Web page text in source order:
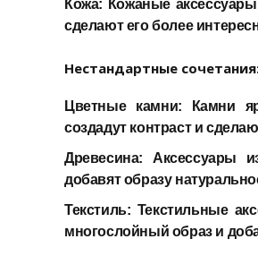
Кожа: Кожаные
сделают его более
Нестандартные
Цветные камни: Камни
создадут контраст и
Древесина: Аксессуары
добавят образу
Текстиль: Текстильные
многослойный образ и